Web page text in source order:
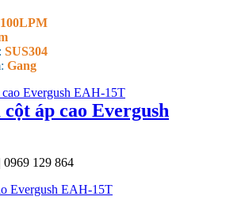
100LPM
SUS304
Gang
áp cao Evergush
0969 129 864
Evergush EAH-15T